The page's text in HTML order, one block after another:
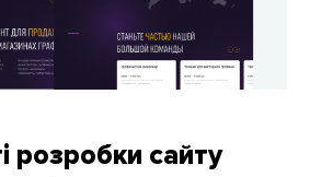
розробки сайту